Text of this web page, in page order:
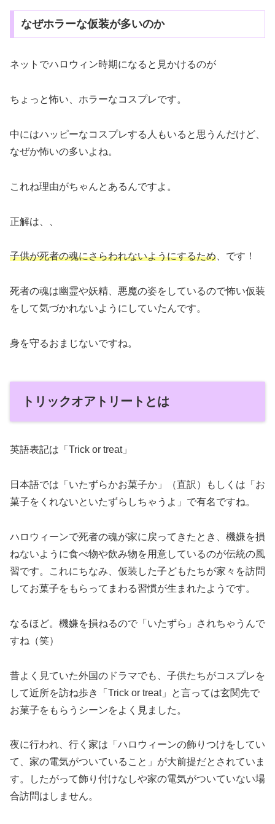
なぜホラーな仮装が多いのか
ネットでハロウィン時期になると見かけるのが
ちょっと怖い、ホラーなコスプレです。
中にはハッピーなコスプレする人もいると思うんだけど、
なぜか怖いの多いよね。
これね理由がちゃんとあるんですよ。
正解は、、
子供が死者の魂にさらわれないようにするため 、です！
死者の魂は幽霊や妖精、悪魔の姿をしているので怖い仮装
をして気づかれないようにしていたんです。
身を守るおまじないですね。
トリックオアトリートとは
英語表記は「Trick or treat」
日本語では「いたずらかお菓子か」（直訳）もしくは「お
菓子をくれないといたずらしちゃうよ」で有名ですね。
ハロウィーンで死者の魂が家に戻ってきたとき、機嫌を損
ねないように食べ物や飲み物を用意しているのが伝統の風
習です。これにちなみ、仮装した子どもたちが家々を訪問
してお菓子をもらってまわる習慣が生まれたようです。
なるほど。機嫌を損ねるので「いたずら」されちゃうんで
すね（笑）
昔よく見ていた外国のドラマでも、子供たちがコスプレを
して近所を訪ね歩き「Trick or treat」と言っては玄関先で
お菓子をもらうシーンをよく見ました。
夜に行われ、行く家は「ハロウィーンの飾りつけをしてい
て、家の電気がついていること」が大前提だとされていま
す。したがって飾り付けなしや家の電気がついていない場
合訪問はしません。